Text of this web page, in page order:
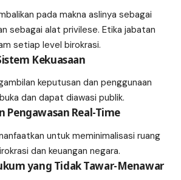
pada makna aslinya sebagai
sebagai alat privilese. Etika jabatan
setiap level birokrasi.
Kekuasaan
keputusan dan penggunaan
dan dapat diawasi publik.
Pengawasan Real-Time
untuk meminimalisasi ruang
dan keuangan negara.
yang Tidak Tawar-Menawar